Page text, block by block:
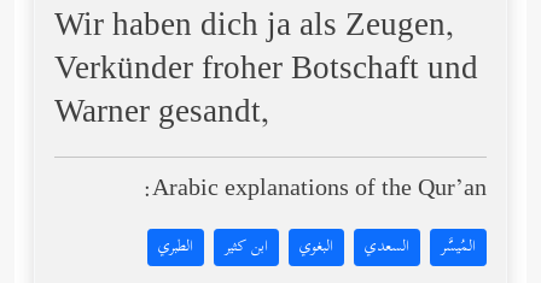
Wir haben dich ja als Zeugen,
Verkünder froher Botschaft und
Warner gesandt,
Arabic explanations of the Qur’an:
المُيسَّر السعدي البغوي ابن كثير الطبري